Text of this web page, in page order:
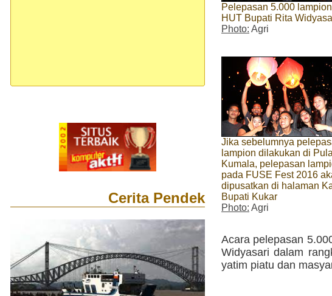
Cerita Pendek
Pelepasan 5.000
HUT Bupati Rita
Photo: Agri
Jika sebelumnya
lampion dilakukan di
Kumala, pelepasan
pada FUSE Fest 2016
dipusatkan di halaman
Bupati Kukar
Photo: Agri
Acara pelepasan
Widyasari dalam
yatim piatu dan